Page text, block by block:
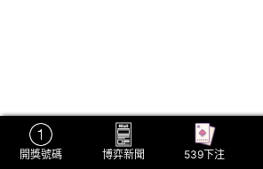
開獎號碼 博弈新聞 539下注